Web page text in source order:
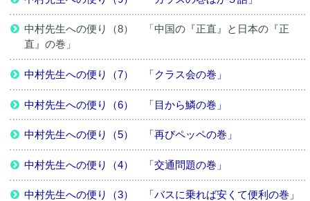
中村先生への便り（8） 「中国の『正直』と日本の『正
直』の巻」
中村先生への便り（7） 「クラス会の巻」
中村先生への便り（6） 「目から鱗の巻」
中村先生への便り（5） 「再びペッペの巻」
中村先生への便り（4） 「交通問題の巻」
中村先生への便り（3） 「バスに乗れば安くて便利の巻」